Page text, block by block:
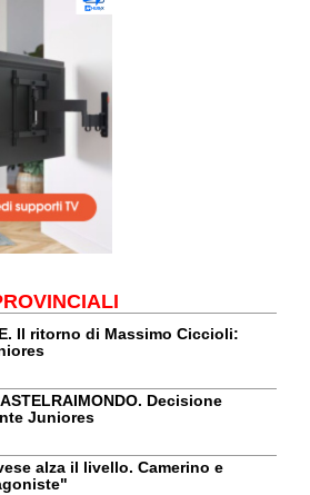
Il ritorno di Massimo Ciccioli:
Decisione
Juniores
alza il livello. Camerino e